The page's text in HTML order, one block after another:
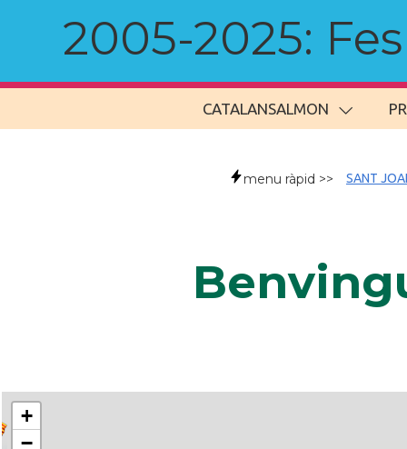
2005-2025:
CATALANSALMON
menu ràpid >> SANT
+
−